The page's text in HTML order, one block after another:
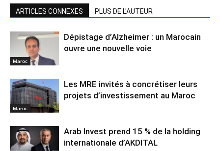
ARTICLES CONNEXES PLUS DE L'AUTEUR
Maroc
Dépistage d’Alzheimer : un Marocain
ouvre une nouvelle voie
Maroc
Les MRE invités à concrétiser leurs
projets d’investissement au Maroc
Arab Invest prend 15 % de la holding
internationale d’AKDITAL